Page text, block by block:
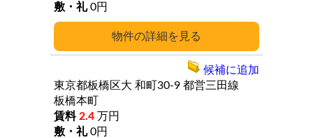
詳細
0円
東京都板橋区大 和町30-9 都営三田線
板橋本町
2.4 万円
0円
候補に追加